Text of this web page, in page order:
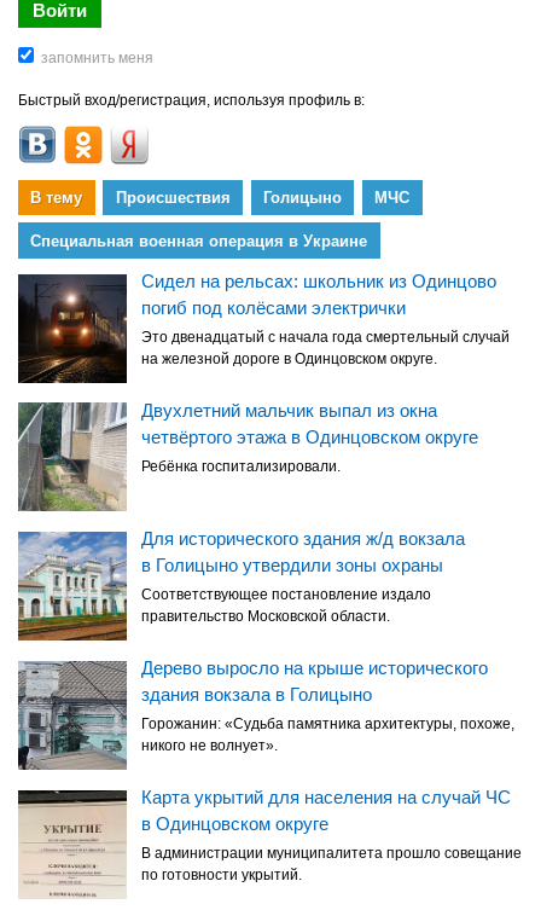
Быстрый вход/регистрация, используя профиль в:
В тему Происшествия Голицыно МЧС
Специальная военная операция в Украине
Сидел на рельсах: школьник из Одинцово
погиб под колёсами электрички
Это двенадцатый с начала года смертельный случай
на железной дороге в Одинцовском округе.
Двухлетний мальчик выпал из окна
четвёртого этажа в Одинцовском округе
Ребёнка госпитализировали.
Для исторического здания ж/д вокзала
в Голицыно утвердили зоны охраны
Соответствующее постановление издало
правительство Московской области.
Дерево выросло на крыше исторического
здания вокзала в Голицыно
Горожанин: «Судьба памятника архитектуры, похоже,
никого не волнует».
Карта укрытий для населения на случай ЧС
в Одинцовском округе
В администрации муниципалитета прошло совещание
по готовности укрытий.